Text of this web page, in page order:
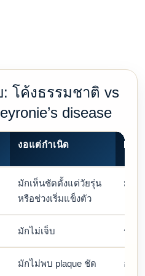
: โค้งธรรมชาติ vs
disease
งอแต่กำเนิด
มักเห็นชัดตั้งแต่วัยรุ่น
หรือช่วงเริ่มแข็งตัว
มักเ
มักไม่เจ็บ ระย
มักไม่พบ plaque ชัด อาจ